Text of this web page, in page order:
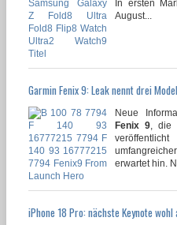
In ersten
August...
Garmin Fenix 9: Leak nennt drei
Neue
Fenix 9 ,
erwartet hin.
iPhone 18 Pro: nächste Keynote